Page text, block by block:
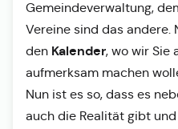
Gemeindeverwaltung,
Vereine sind das andere.
den Kalender, wo wir Sie
aufmerksam machen
Nun ist es so, dass es
auch die Realität gibt